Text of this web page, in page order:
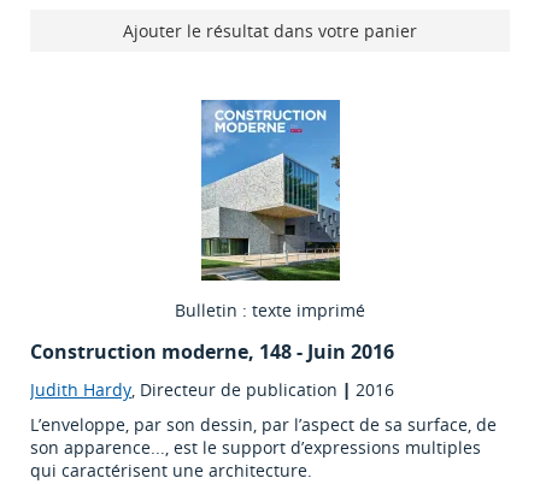
Ajouter le résultat dans votre panier
Bulletin : texte imprimé
Construction moderne, 148 - Juin 2016
Judith Hardy, Directeur de publication | 2016
L’enveloppe, par son dessin, par l’aspect de sa surface, de
son apparence..., est le support d’expressions multiples
qui caractérisent une architecture.